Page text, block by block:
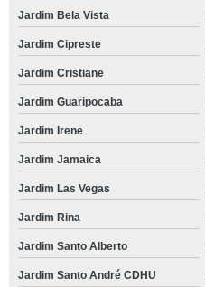
Jardim Bela Vista
Jardim Cipreste
Jardim Cristiane
Jardim Guaripocaba
Jardim Irene
Jardim Jamaica
Jardim Las Vegas
Jardim Rina
Jardim Santo Alberto
Jardim Santo André CDHU